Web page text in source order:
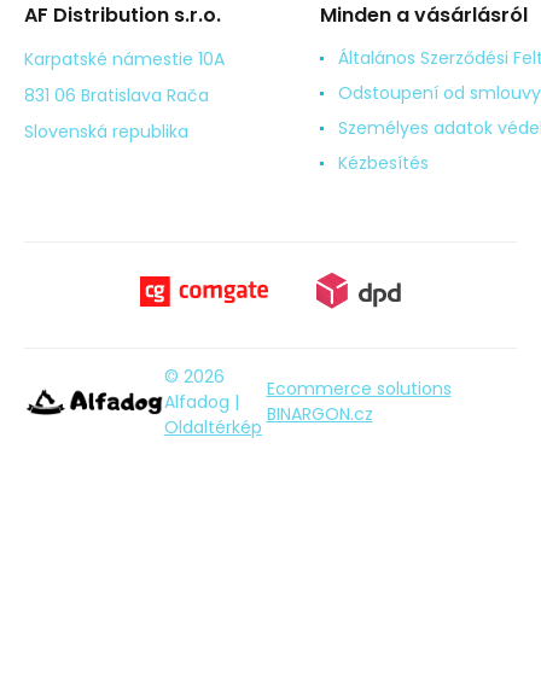
AF Distribution s.r.o.
Karpatské námestie 10A
831 06 Bratislava Rača
Slovenská republika
Minden a vásárlásról
Általános Szerződési
Odstoupení od smlouvy
Személyes adatok
Kézbesítés
© 2026
Alfadog |
Oldaltérkép
Ecommerce solutions
BINARGON.cz